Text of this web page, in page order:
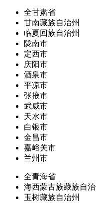
全甘肃省
甘南藏族自治州
临夏回族自治州
陇南市
定西市
庆阳市
酒泉市
平凉市
张掖市
武威市
天水市
白银市
金昌市
嘉峪关市
兰州市
全青海省
海西蒙古族藏族自治
玉树藏族自治州